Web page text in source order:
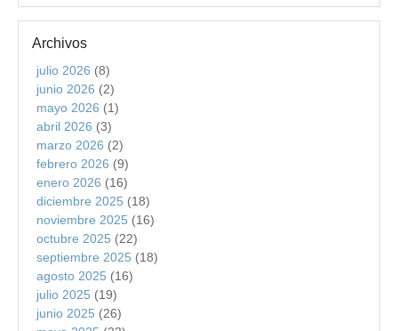
Archivos
julio 2026 (8)
junio 2026 (2)
mayo 2026 (1)
abril 2026 (3)
marzo 2026 (2)
febrero 2026 (9)
enero 2026 (16)
diciembre 2025 (18)
noviembre 2025 (16)
octubre 2025 (22)
septiembre 2025 (18)
agosto 2025 (16)
julio 2025 (19)
junio 2025 (26)